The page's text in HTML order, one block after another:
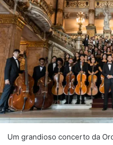
Um grandioso concerto da